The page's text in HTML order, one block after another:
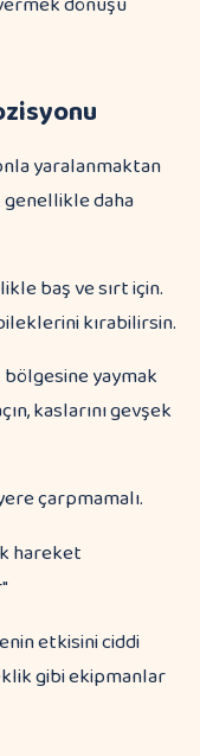
yaralanmaktan
daha
baş ve sırt için.
kırabilirsin.
yaymak
kaslarını gevşek
çarpmamalı.
hareket
etkisini ciddi
gibi ekipmanlar